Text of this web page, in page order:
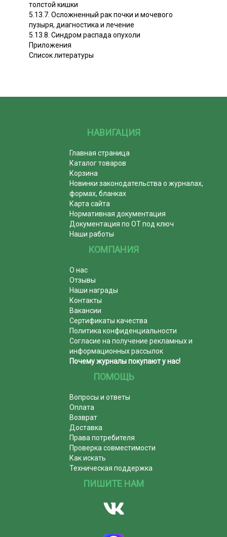
толстой кишки
5.13.7. Осложненный рак почки и мочевого
пузыря, диагностика и лечение
5.13.8. Синдром распада опухоли
Приложения
Список литературы
НАВИГАЦИЯ
Главная страница
Каталог товаров
Корзина
Новинки законодательства о журналах,
формах, бланках
Карта сайта
Нормативная документация
Документация по ОТ под ключ
Наши работы
КОМПАНИЯ
О нас
Отзывы
Наши награды
Контакты
Вакансии
Сертификаты качества
Политика конфиденциальности
Согласие на получение рекламных и
информационных рассылок
Почему журналы покупают у нас!
ПОМОЩЬ
Вопросы и ответы
Оплата
Возврат
Доставка
Права потребителя
Проверка совместимости
Как искать
Техническая поддержка
ПИШИТЕ НАМ